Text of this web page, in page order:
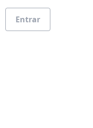
Entrar